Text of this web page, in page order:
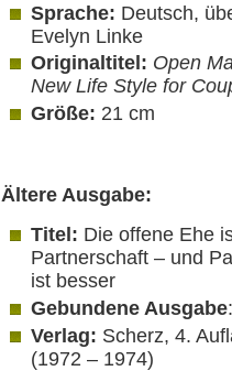
Sprache: Deutsch,
Evelyn Linke
Originaltitel: Open
New Life Style for
Größe: 21 cm
Ältere Ausgabe:
Titel: Die offene Ehe
Partnerschaft – und
ist besser
Gebundene Ausgabe
Verlag: Scherz, 4.
(1972 – 1974)